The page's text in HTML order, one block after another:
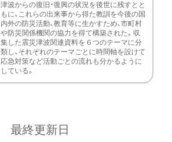
津波からの復旧・復興の状況を後世に残すとと
もに、これらの出来事から得た教訓を今後の国
内外の防災活動、教育等に生かすため、市町村
や防災関係機関の協力を得て構築された。収
集した震災津波関連資料を６つのテーマに分
類し、それぞれのテーマごとに時間軸を設けて
応急対策など活動ごとの流れも分かるように
している。
最終更新日